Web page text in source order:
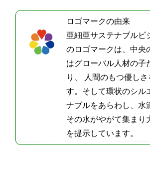
ロゴマークの由来
亜細亜サステナブルビ
のロゴマークは、中央
はグローバル人材の子
り、 人間のもつ優し
す。そして環状のシル
ナブルをあらわし、水
その水がやがて集まり
を提示しています。